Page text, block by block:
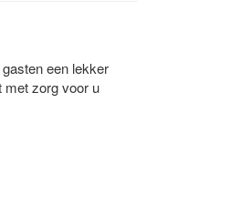
een lekker
met zorg voor u